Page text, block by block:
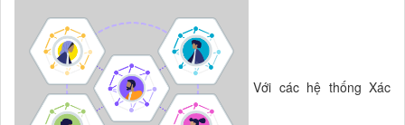
Với các hệ thống Xác